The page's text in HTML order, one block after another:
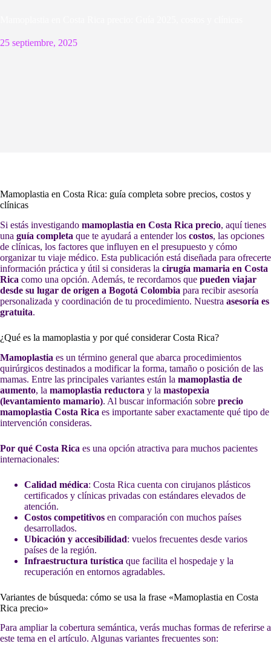
25 septiembre, 2025
Mamoplastia en Costa Rica: guía completa sobre precios, costos y
clínicas
Si estás investigando mamoplastia en Costa Rica precio, aquí tienes
una guía completa que te ayudará a entender los costos, las opciones
de clínicas, los factores que influyen en el presupuesto y cómo
organizar tu viaje médico. Esta publicación está diseñada para ofrecerte
información práctica y útil si consideras la cirugía mamaria en Costa
Rica como una opción. Además, te recordamos que pueden viajar
desde su lugar de origen a Bogotá Colombia para recibir asesoría
personalizada y coordinación de tu procedimiento. Nuestra asesoría es
gratuita.
¿Qué es la mamoplastia y por qué considerar Costa Rica?
Mamoplastia es un término general que abarca procedimientos
quirúrgicos destinados a modificar la forma, tamaño o posición de las
mamas. Entre las principales variantes están la mamoplastia de
aumento, la mamoplastia reductora y la mastopexia
(levantamiento mamario). Al buscar información sobre precio
mamoplastia Costa Rica es importante saber exactamente qué tipo de
intervención consideras.
Por qué Costa Rica es una opción atractiva para muchos pacientes
internacionales:
Calidad médica: Costa Rica cuenta con cirujanos plásticos
certificados y clínicas privadas con estándares elevados de
atención.
Costos competitivos en comparación con muchos países
desarrollados.
Ubicación y accesibilidad: vuelos frecuentes desde varios
países de la región.
Infraestructura turística que facilita el hospedaje y la
recuperación en entornos agradables.
Variantes de búsqueda: cómo se usa la frase «Mamoplastia en Costa
Rica precio»
Para ampliar la cobertura semántica, verás muchas formas de referirse a
este tema en el artículo. Algunas variantes frecuentes son: